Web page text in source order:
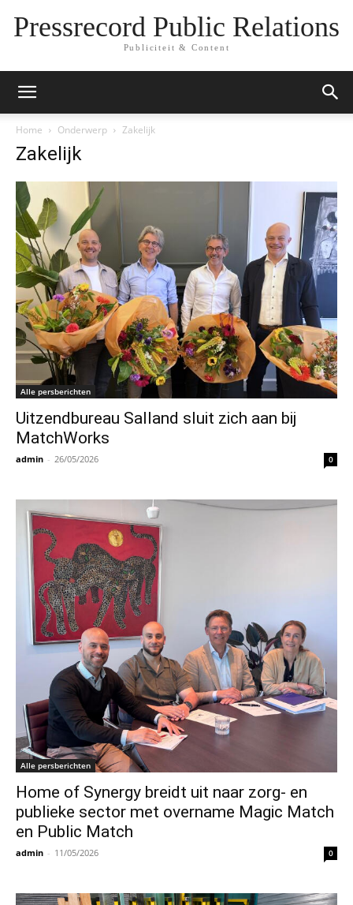
Pressrecord Public Relations
Publiciteit & Content
Home Onderwerp Zakelijk
Zakelijk
Alle persberichten
Uitzendbureau Salland sluit zich aan bij
MatchWorks
admin - 26/05/2026 0
Alle persberichten
Home of Synergy breidt uit naar zorg- en
publieke sector met overname Magic Match
en Public Match
admin - 11/05/2026 0